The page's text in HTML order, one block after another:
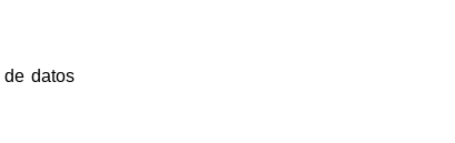
datos